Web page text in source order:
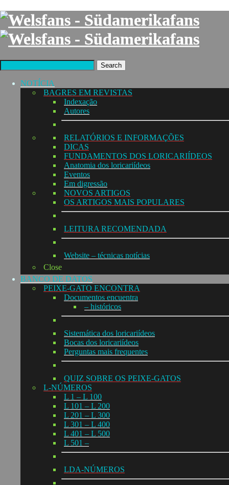
Search
NOTÍCIA
BAGRES EM REVISTAS
Indexação
Autores
RELATÓRIOS E INFORMAÇÕES
DICAS
FUNDAMENTOS DOS LORICARIÍDEOS
Anatomia dos loricariídeos
Eventos
Em digressão
NOVOS ARTIGOS
OS ARTIGOS MAIS POPULARES
LEITURA RECOMENDADA
Website – técnicas notícias
Close
BANCO DE DATOS
PEIXE-GATO ENCONTRA
Documentos encuentra
– históricos
Sistemática dos loricariídeos
Bocas dos loricariídeos
Perguntas mais frequentes
QUIZ SOBRE OS PEIXE-GATOS
L-NÚMEROS
L 1 – L 100
L 101 – L 200
L 201 – L 300
L 301 – L 400
L 401 – L 500
L 501 –
LDA-NÚMEROS